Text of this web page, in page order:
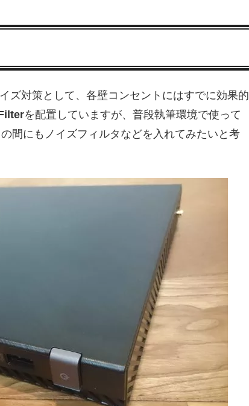
ズ対策として、各壁コンセントにはすでに効果的
を配置していますが、普段執筆環境で使って
間にもノイズフィルタなどを入れてみたいと考